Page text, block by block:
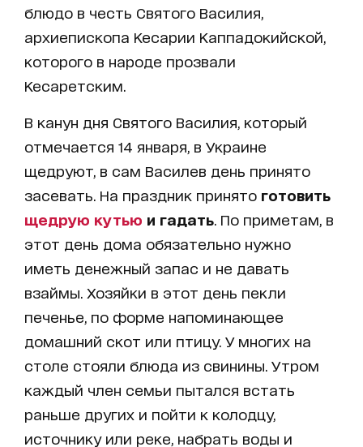
блюдо в честь Святого Василия,
архиепископа Кесарии Каппадокийской,
которого в народе прозвали
Кесаретским.
В канун дня Святого Василия, который
отмечается 14 января, в Украине
щедруют, в сам Василев день принято
засевать. На праздник принято готовить
щедрую кутью и гадать . По приметам, в
этот день дома обязательно нужно
иметь денежный запас и не давать
взаймы. Хозяйки в этот день пекли
печенье, по форме напоминающее
домашний скот или птицу. У многих на
столе стояли блюда из свинины. Утром
каждый член семьи пытался встать
раньше других и пойти к колодцу,
источнику или реке, набрать воды и